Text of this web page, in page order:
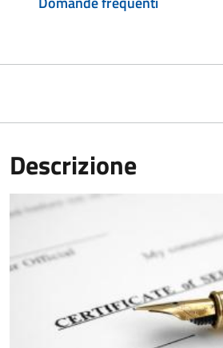
Descrizione